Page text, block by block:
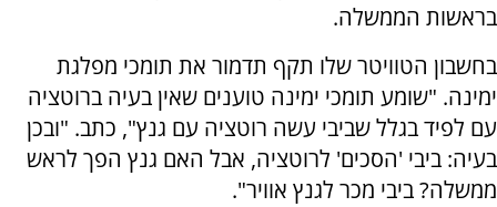
בראשות הממשלה.
בחשבון הטוויטר שלו תקף תדמור את תומכי מפלגת
ימינה. "שומע תומכי ימינה טוענים שאין בעיה ברוטציה
עם לפיד בגלל שביבי עשה רוטציה עם גנץ", כתב. "ובכן
בעיה: ביבי 'הסכים' לרוטציה, אבל האם גנץ הפך לראש
ממשלה? ביבי מכר לגנץ אוויר".